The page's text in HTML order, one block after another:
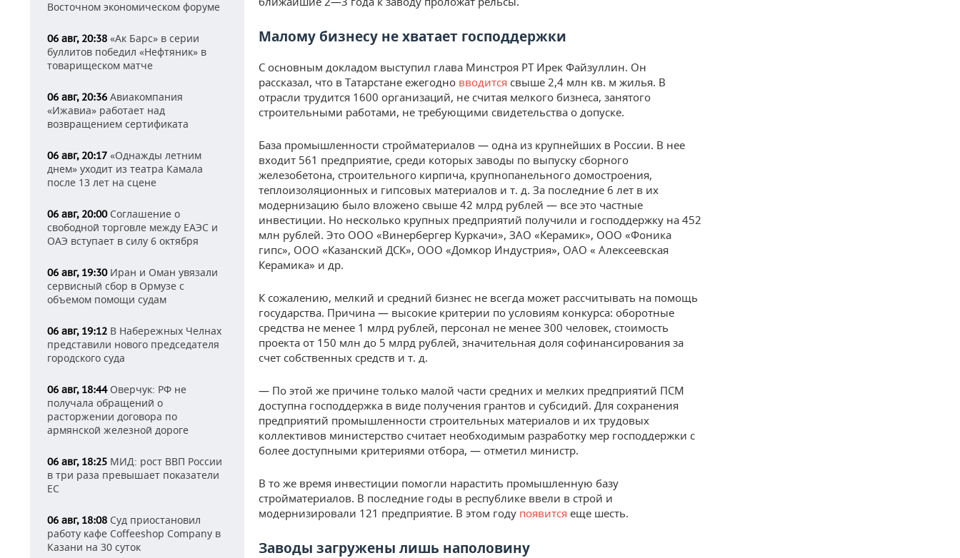
Восточном экономическом форуме
06 авг, 20:38 «Ак Барс» в серии
буллитов победил «Нефтяник» в
товарищеском матче
06 авг, 20:36 Авиакомпания
«Ижавиа» работает над
возвращением сертификата
06 авг, 20:17 «Однажды летним
днем» уходит из театра Камала
после 13 лет на сцене
06 авг, 20:00Соглашение о
свободной торговле между ЕАЭС и
ОАЭ вступает в силу 6 октября
06 авг, 19:30Иран и Оман увязали
сервисный сбор в Ормузе с
объемом помощи судам
06 авг, 19:12 В Набережных Челнах
представили нового председателя
городского суда
06 авг, 18:44Оверчук: РФ не
получала обращений о
расторжении договора по
армянской железной дороге
06 авг, 18:25 МИД: рост ВВП России
в три раза превышает показатели
ЕС
06 авг, 18:08 Суд приостановил
работу кафе Coffeeshop Company в
Казани на 30 суток
Малому бизнесу не хватает господдержки
С основным докладом выступил глава Минстроя РТ Ирек Файзуллин. Он
рассказал, что в Татарстане ежегодно вводится свыше 2,4 млн кв. м жилья. В
отрасли трудится 1600 организаций, не считая мелкого бизнеса, занятого
строительными работами, не требующими свидетельства о допуске.
База промышленности стройматериалов — одна из крупнейших в России. В нее
входит 561 предприятие, среди которых заводы по выпуску сборного
железобетона, строительного кирпича, крупнопанельного домостроения,
теплоизоляционных и гипсовых материалов и т. д. За последние 6 лет в их
модернизацию было вложено свыше 42 млрд рублей — все это частные
инвестиции. Но несколько крупных предприятий получили и господдержку на 452
млн рублей. Это ООО «Винербергер Куркачи», ЗАО «Керамик», ООО «Фоника
гипс», ООО «Казанский ДСК», ООО «Домкор Индустрия», ОАО « Алексеевская
Керамика» и др.
К сожалению, мелкий и средний бизнес не всегда может рассчитывать на помощь
государства. Причина — высокие критерии по условиям конкурса: оборотные
средства не менее 1 млрд рублей, персонал не менее 300 человек, стоимость
проекта от 150 млн до 5 млрд рублей, значительная доля софинансирования за
счет собственных средств и т. д.
— По этой же причине только малой части средних и мелких предприятий ПСМ
доступна господдержка в виде получения грантов и субсидий. Для сохранения
предприятий промышленности строительных материалов и их трудовых
коллективов министерство считает необходимым разработку мер господдержки с
более доступными критериями отбора, — отметил министр.
В то же время инвестиции помогли нарастить промышленную базу
стройматериалов. В последние годы в республике ввели в строй и
модернизировали 121 предприятие. В этом году появится еще шесть.
Заводы загружены лишь наполовину